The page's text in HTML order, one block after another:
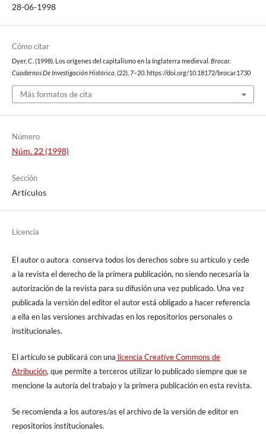
28-06-1998
Cómo citar
Dyer, C. (1998). Los orígenes del capitalismo en la Inglaterra medieval. Brocar.
Cuadernos De Investigación Histórica , (22), 7–20. https://doi.org/10.18172/brocar.1730
Más formatos de cita
Número
Núm. 22 (1998)
Sección
Artículos
Licencia
El autor o autora conserva todos los derechos sobre su artículo y cede
a la revista el derecho de la primera publicación, no siendo necesaria la
autorización de la revista para su difusión una vez publicado. Una vez
publicada la versión del editor el autor está obligado a hacer referencia
a ella en las versiones archivadas en los repositorios personales o
institucionales.
El artículo se publicará con una licencia Creative Commons de
Atribución, que permite a terceros utilizar lo publicado siempre que se
mencione la autoría del trabajo y la primera publicación en esta revista.
Se recomienda a los autores/as el archivo de la versión de editor en
repositorios institucionales.